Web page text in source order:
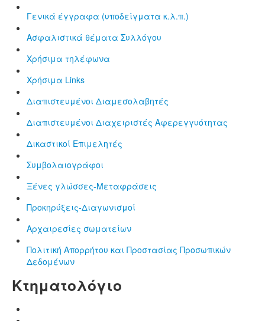
Γενικά έγγραφα (υποδείγματα κ.λ.π.)
Aσφαλιστικά θέματα Συλλόγου
Χρήσιμα τηλέφωνα
Χρήσιμα Links
Διαπιστευμένοι Διαμεσολαβητές
Διαπιστευμένοι Διαχειριστές Αφερεγγυότητας
Δικαστικοί Επιμελητές
Συμβολαιογράφοι
Ξένες γλώσσες-Μεταφράσεις
Προκηρύξεις-Διαγωνισμοί
Αρχαιρεσίες σωματείων
Πολιτική Απορρήτου και Προστασίας Προσωπικών
Δεδομένων
Κτηματολόγιο